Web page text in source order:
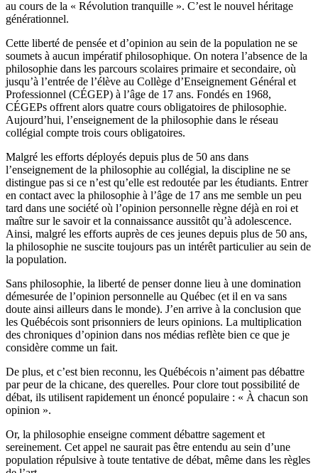
au cours de la « Révolution tranquille ». C’est le nouvel héritage
générationnel.
Cette liberté de pensée et d’opinion au sein de la population ne se
soumets à aucun impératif philosophique. On notera l’absence de la
philosophie dans les parcours scolaires primaire et secondaire, où
jusqu’à l’entrée de l’élève au Collège d’Enseignement Général et
Professionnel (CÉGEP) à l’âge de 17 ans. Fondés en 1968,
CÉGEPs offrent alors quatre cours obligatoires de philosophie.
Aujourd’hui, l’enseignement de la philosophie dans le réseau
collégial compte trois cours obligatoires.
Malgré les efforts déployés depuis plus de 50 ans dans
l’enseignement de la philosophie au collégial, la discipline ne se
distingue pas si ce n’est qu’elle est redoutée par les étudiants. Entrer
en contact avec la philosophie à l’âge de 17 ans me semble un peu
tard dans une société où l’opinion personnelle règne déjà en roi et
maître sur le savoir et la connaissance aussitôt qu’à adolescence.
Ainsi, malgré les efforts auprès de ces jeunes depuis plus de 50 ans,
la philosophie ne suscite toujours pas un intérêt particulier au sein de
la population.
Sans philosophie, la liberté de penser donne lieu à une domination
démesurée de l’opinion personnelle au Québec (et il en va sans
doute ainsi ailleurs dans le monde). J’en arrive à la conclusion que
les Québécois sont prisonniers de leurs opinions. La multiplication
des chroniques d’opinion dans nos médias reflète bien ce que je
considère comme un fait.
De plus, et c’est bien reconnu, les Québécois n’aiment pas débattre
par peur de la chicane, des querelles. Pour clore tout possibilité de
débat, ils utilisent rapidement un énoncé populaire : « À chacun son
opinion ».
Or, la philosophie enseigne comment débattre sagement et
sereinement. Cet appel ne saurait pas être entendu au sein d’une
population répulsive à toute tentative de débat, même dans les règles